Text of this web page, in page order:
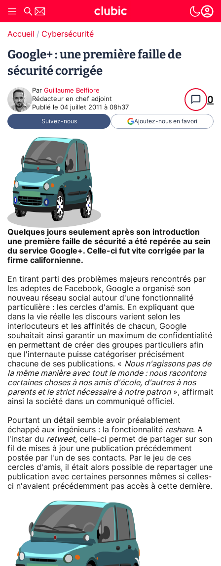
Accueil Cybersécurité
Google+ : une première faille de
sécurité corrigée
Par Guillaume Belfiore
Rédacteur en chef adjoint
Publié le 04 juillet 2011 à 08h37
0
Suivez-nous Ajoutez-nous en favori
Quelques jours seulement après son introduction
une première faille de sécurité a été repérée au sein
du service Google+. Celle-ci fut vite corrigée par la
firme californienne.
En tirant parti des problèmes majeurs rencontrés par
les adeptes de Facebook, Google a organisé son
nouveau réseau social autour d'une fonctionnalité
particulière : les cercles d'amis. En expliquant que
dans la vie réelle les discours varient selon les
interlocuteurs et les affinités de chacun, Google
souhaitait ainsi garantir un maximum de confidentialité
en permettant de créer des groupes particuliers afin
que l'internaute puisse catégoriser précisément
chacune de ses publications. « Nous n'agissons pas de
la même manière avec tout le monde : nous racontons
certaines choses à nos amis d'école, d'autres à nos
parents et le strict nécessaire à notre patron», affirmait
ainsi la société dans un communiqué officiel.
Pourtant un détail semble avoir préalablement
échappé aux ingénieurs : la fonctionnalité reshare. A
l'instar du retweet, celle-ci permet de partager sur son
fil de mises à jour une publication précédemment
postée par l'un de ses contacts. Par le jeu de ces
cercles d'amis, il était alors possible de repartager une
publication avec certaines personnes mêmes si celles-
ci n'avaient précédemment pas accès à cette dernière.